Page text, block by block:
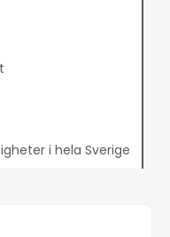
i hela Sverige